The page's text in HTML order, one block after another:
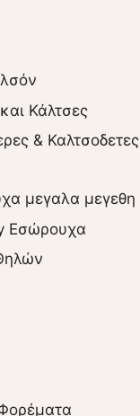
Κάλτσες
& Καλτσοδετες
μεγαλα μεγεθη
Εσώρουχα